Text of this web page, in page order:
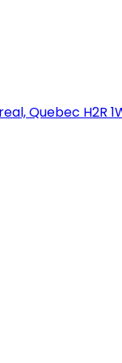
Quebec H2R